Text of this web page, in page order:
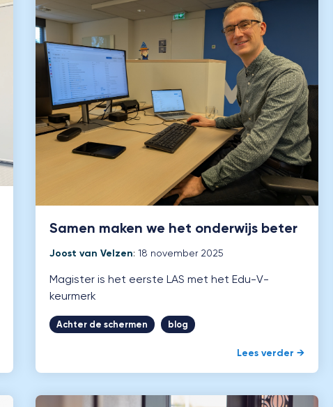
Samen maken we het onderwijs beter
Joost van Velzen: 18 november 2025
Magister is het eerste LAS met het Edu-V-
keurmerk
Achter de schermen blog
Lees verder →